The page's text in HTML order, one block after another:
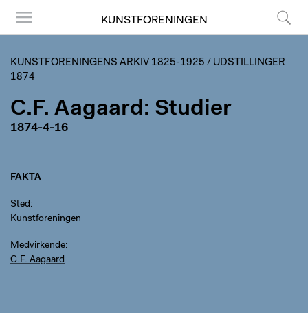
KUNSTFORENINGEN
KUNSTFORENINGENS ARKIV 1825-1925 / UDSTILLINGER
1874
C.F. Aagaard: Studier
1874-4-16
FAKTA
Sted
Kunstforeningen
Medvirkende
C.F. Aagaard